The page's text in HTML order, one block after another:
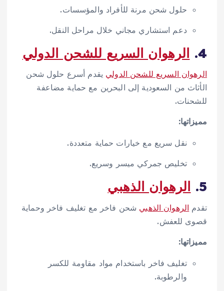
حلول شحن مرنة للأفراد والمؤسسات.
دعم استشاري مجاني خلال مراحل النقل.
4. الرهوان السريع للشحن الدولي
الرهوان السريع للشحن الدولي يقدم أسرع حلول شحن
الأثاث من السعودية إلى البحرين مع حماية مضاعفة
للشحنات.
مميزاتها:
نقل سريع مع خيارات حماية متعددة.
تخليص جمركي ميسر وسريع.
5. الرهوان الذهبي
تقدم الرهوان الذهبي شحن فاخر مع تغليف فاخر وحماية
قصوى للعفش.
مميزاتها:
تغليف فاخر باستخدام مواد مقاومة للكسر
والرطوبة.